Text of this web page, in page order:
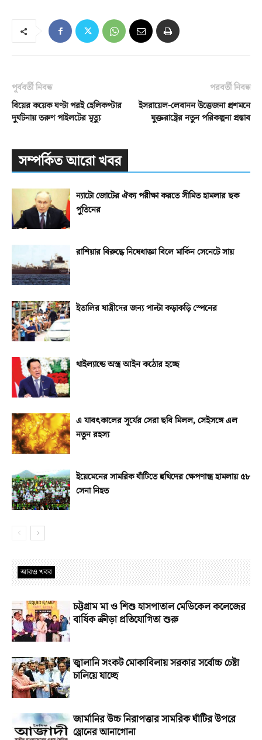
পূর্ববর্তী নিবন্ধ
বিয়ের কয়েক ঘণ্টা পরই হেলিকপ্টার
দুর্ঘটনায় তরুণ পাইলটের মৃত্যু
পরবর্তী নিবন্ধ
ইসরায়েল-লেবানন উত্তেজনা প্রশমনে
যুক্তরাষ্ট্রের নতুন পরিকল্পনা প্রস্তাব
সম্পর্কিত আরো খবর
ন্যাটো জোটের ঐক্য পরীক্ষা করতে সীমিত হামলার ছক
পুতিনের
রাশিয়ার বিরুদ্ধে নিষেধাজ্ঞা বিলে মার্কিন সেনেটে সায়
ইতালির যাত্রীদের জন্য পাল্টা কড়াকড়ি স্পেনের
থাইল্যান্ডে অস্ত্র আইন কঠোর হচ্ছে
এ যাবৎকালের সূর্যের সেরা ছবি মিলল, সেইসঙ্গে এল
নতুন রহস্য
ইয়েমেনের সামরিক ঘাঁটিতে হুথিদের ক্ষেপণাস্ত্র হামলায় ৫৮
সেনা নিহত
আরও খবর
চট্টগ্রাম মা ও শিশু হাসপাতাল মেডিকেল কলেজের
বার্ষিক ক্রীড়া প্রতিযোগিতা শুরু
জ্বালানি সংকট মোকাবিলায় সরকার সর্বোচ্চ চেষ্টা
চালিয়ে যাচ্ছে
জার্মানির উচ্চ নিরাপত্তার সামরিক ঘাঁটির উপরে
ড্রোনের আনাগোনা